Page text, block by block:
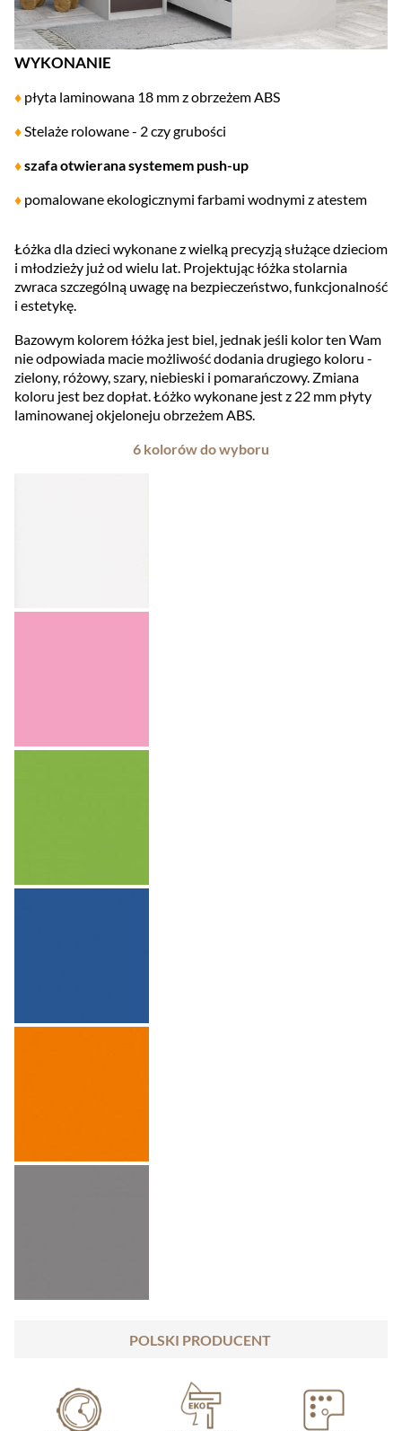
WYKONANIE
♦ płyta laminowana 18 mm z obrzeżem ABS
♦Stelaże rolowane - 2 czy grubości
♦szafa otwierana systemem push-up
♦ pomalowane ekologicznymi farbami wodnymi z atestem
Łóżka dla dzieci wykonane z wielką precyzją służące dzieciom
i młodzieży już od wielu lat. Projektując łóżka stolarnia
zwraca szczególną uwagę na bezpieczeństwo, funkcjonalność
i estetykę.
Bazowym kolorem łóżka jest biel, jednak jeśli kolor ten Wam
nie odpowiada macie możliwość dodania drugiego koloru -
zielony, różowy, szary, niebieski i pomarańczowy. Zmiana
koloru jest bez dopłat. Łóżko wykonane jest z 22 mm płyty
laminowanej okjeloneju obrzeżem ABS.
6 kolorów do wyboru
POLSKI PRODUCENT